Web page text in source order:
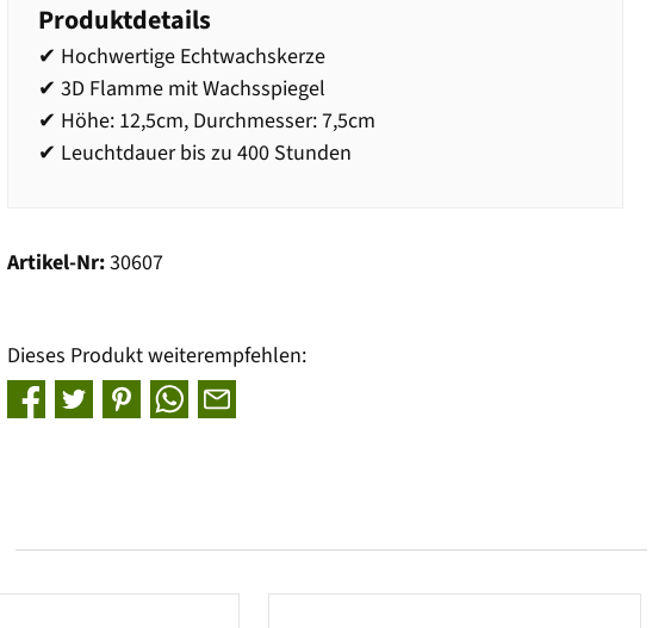
Produktdetails
✔ Hochwertige Echtwachskerze
✔ 3D Flamme mit Wachsspiegel
✔ Höhe: 12,5cm, Durchmesser: 7,5cm
✔ Leuchtdauer bis zu 400 Stunden
Artikel-Nr:30607
Dieses Produkt weiterempfehlen: